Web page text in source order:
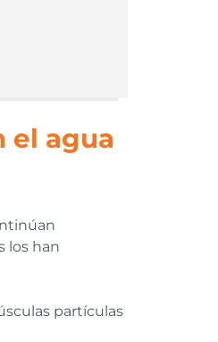
el agua
los han
partículas